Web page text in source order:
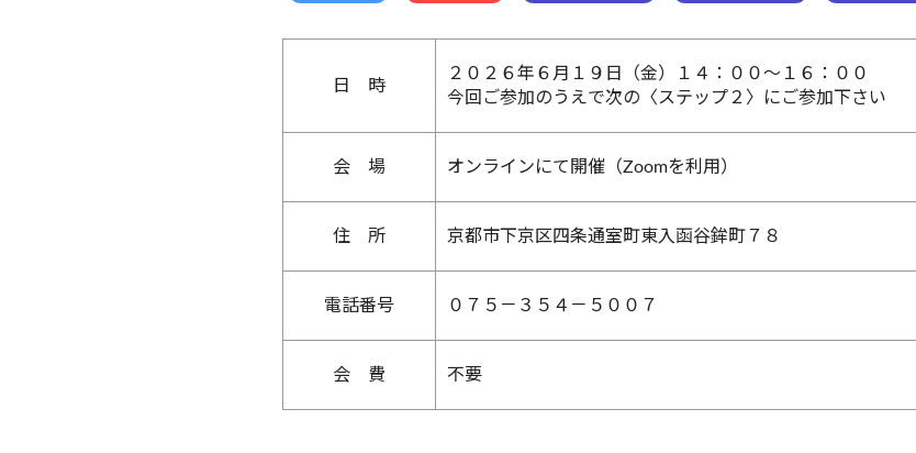
日 時
２０２６年６月１９日（金）１４：００～１６：００
今回ご参加のうえで次の〈ステップ２〉にご参加下さい
会 場 オンラインにて開催（Zoomを利用）
住 所 京都市下京区四条通室町東入函谷鉾町７８
電話番号 ０７５－３５４－５００７
会 費 不要